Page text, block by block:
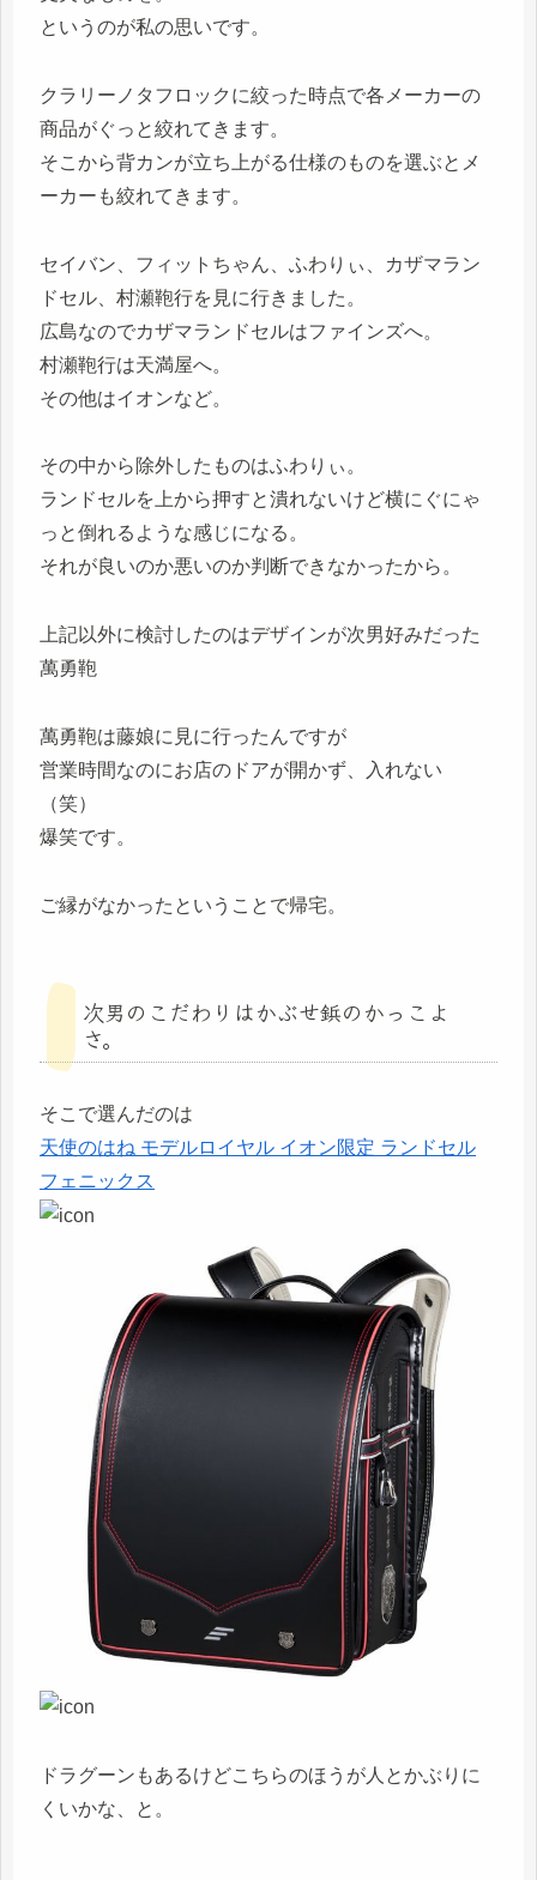
というのが私の思いです。
クラリーノタフロックに絞った時点で各メーカーの
商品がぐっと絞れてきます。
そこから背カンが立ち上がる仕様のものを選ぶとメ
ーカーも絞れてきます。
セイバン、フィットちゃん、ふわりぃ、カザマラン
ドセル、村瀬鞄行を見に行きました。
広島なのでカザマランドセルはファインズへ。
村瀬鞄行は天満屋へ。
その他はイオンなど。
その中から除外したものはふわりぃ。
ランドセルを上から押すと潰れないけど横にぐにゃ
っと倒れるような感じになる。
それが良いのか悪いのか判断できなかったから。
上記以外に検討したのはデザインが次男好みだった
萬勇鞄
萬勇鞄は藤娘に見に行ったんですが
営業時間なのにお店のドアが開かず、入れない
（笑）
爆笑です。
ご縁がなかったということで帰宅。
次男のこだわりはかぶせ鋲のかっこよ
さ。
そこで選んだのは
天使のはね モデルロイヤル イオン限定 ランドセル
フェニックス
ドラグーンもあるけどこちらのほうが人とかぶりに
くいかな、と。